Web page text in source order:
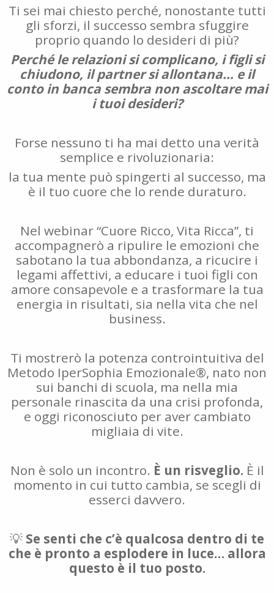
Ti sei mai chiesto perché, nonostante tutti
gli sforzi, il successo sembra sfuggire
proprio quando lo desideri di più?
Perché le relazioni si complicano, i figli si
chiudono, il partner si allontana… e il
conto in banca sembra non ascoltare mai
i tuoi desideri?
Forse nessuno ti ha mai detto una verità
semplice e rivoluzionaria:
la tua mente può spingerti al successo, ma
è il tuo cuore che lo rende duraturo.
Nel webinar “Cuore Ricco, Vita Ricca”, ti
accompagnerò a ripulire le emozioni che
sabotano la tua abbondanza, a ricucire i
legami affettivi, a educare i tuoi figli con
amore consapevole e a trasformare la tua
energia in risultati, sia nella vita che nel
business.
Ti mostrerò la potenza controintuitiva del
Metodo IperSophia Emozionale®, nato non
sui banchi di scuola, ma nella mia
personale rinascita da una crisi profonda,
e oggi riconosciuto per aver cambiato
migliaia di vite.
Non è solo un incontro. È un risveglio. È il
momento in cui tutto cambia, se scegli di
esserci davvero.
💡 Se senti che c’è qualcosa dentro di te
che è pronto a esplodere in luce… allora
questo è il tuo posto.